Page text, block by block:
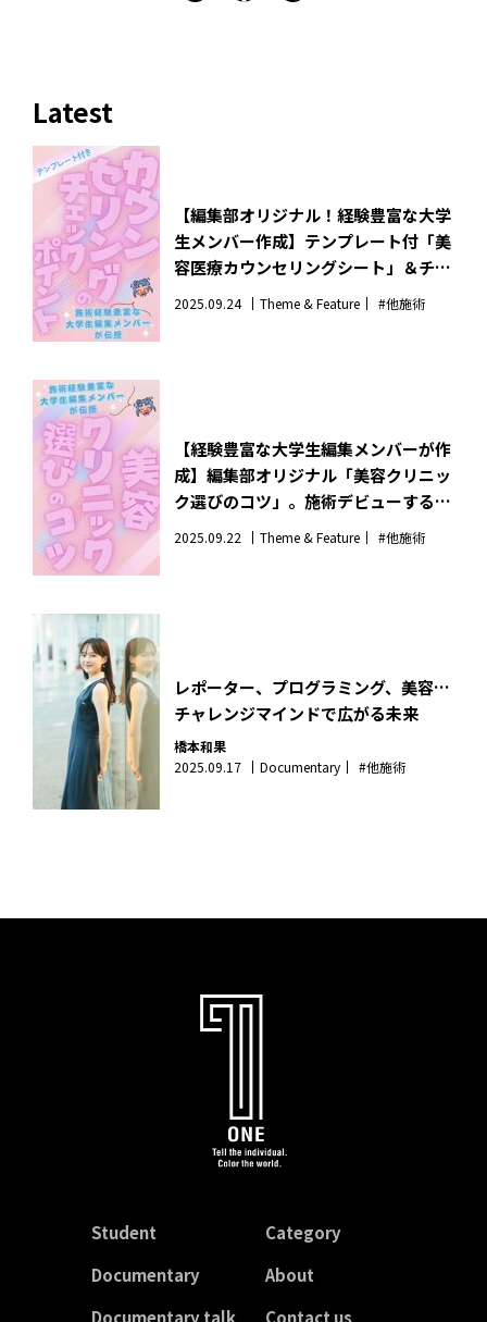
Latest
【編集部オリジナル！経験豊富な大学
生メンバー作成】テンプレート付「美
容医療カウンセリングシート」＆チェ
ックポイント。施術不安な人のお守り
2025.09.24 Theme & Feature #他施術
【経験豊富な大学生編集メンバーが作
成】編集部オリジナル「美容クリニッ
ク選びのコツ」。施術デビューする人
みんな見て！
2025.09.22 Theme & Feature #他施術
レポーター、プログラミング、美容…
チャレンジマインドで広がる未来
橋本和果
2025.09.17
Documentary #他施術
Student
Documentary
Documentary talk
Category
About
Contact us